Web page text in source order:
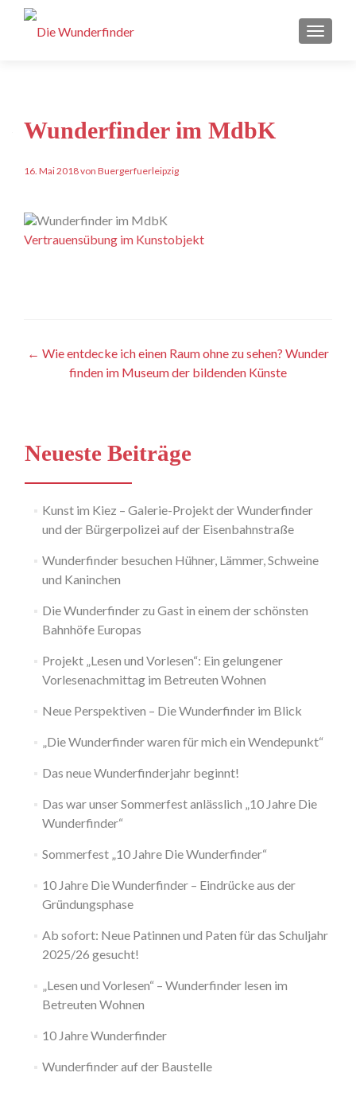
Wunderfinder im MdbK
16. Mai 2018 von Buergerfuerleipzig
Vertrauensübung im Kunstobjekt
Artikel-
Navigation
← Wie entdecke ich einen Raum ohne zu sehen? Wunder
finden im Museum der bildenden Künste
Neueste Beiträge
Kunst im Kiez – Galerie-Projekt der Wunderfinder
und der Bürgerpolizei auf der Eisenbahnstraße
Wunderfinder besuchen Hühner, Lämmer, Schweine
und Kaninchen
Die Wunderfinder zu Gast in einem der schönsten
Bahnhöfe Europas
Projekt „Lesen und Vorlesen“: Ein gelungener
Vorlesenachmittag im Betreuten Wohnen
Neue Perspektiven – Die Wunderfinder im Blick
„Die Wunderfinder waren für mich ein Wendepunkt“
Das neue Wunderfinderjahr beginnt!
Das war unser Sommerfest anlässlich „10 Jahre Die
Wunderfinder“
Sommerfest „10 Jahre Die Wunderfinder“
10 Jahre Die Wunderfinder – Eindrücke aus der
Gründungsphase
Ab sofort: Neue Patinnen und Paten für das Schuljahr
2025/26 gesucht!
„Lesen und Vorlesen“ – Wunderfinder lesen im
Betreuten Wohnen
10 Jahre Wunderfinder
Wunderfinder auf der Baustelle